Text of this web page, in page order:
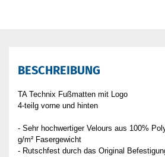
BESCHREIBUNG
TA Technix Fußmatten mit Logo
4-teilg vorne und hinten
- Sehr hochwertiger Velours aus 100%
g/m² Fasergewicht
- Rutschfest durch das Original